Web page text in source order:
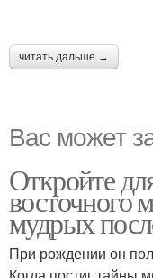
читать дальше →
Вас может
Откройте
восточного
мудрых
При рождении он